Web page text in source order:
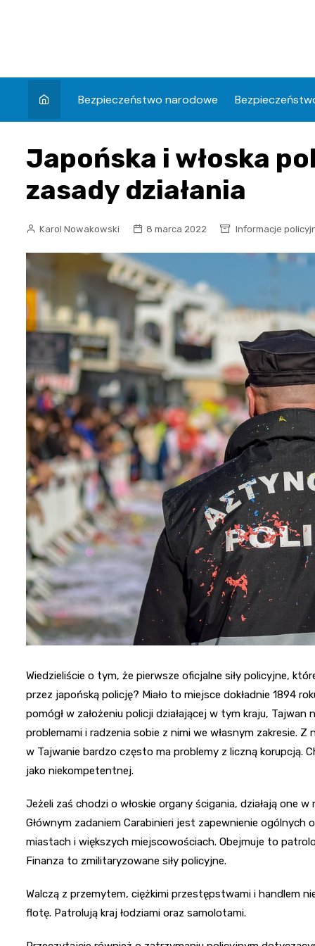
Bezpieczeństwo narodowe
Japońska i włoska
zasady działania
Karol Nowakowski 8 marca 2022 Informacje
Wiedzieliście o tym, że pierwsze oficjalne siły policyjne,
przez japońską policję? Miało to miejsce dokładnie 1894
pomógł w założeniu policji działającej w tym kraju,
problemami i radzenia sobie z nimi we własnym zakresie.
w Tajwanie bardzo często ma problemy z liczną korupcją.
jako niekompetentnej.
Jeżeli zaś chodzi o włoskie organy ścigania, działają one
Głównym zadaniem Carabinieri jest zapewnienie
miastach i większych miejscowościach. Obejmuje to
Finanza to zmilitaryzowane siły policyjne.
Walczą z przemytem, ciężkimi przestępstwami i handlem
flotę. Patrolują kraj łodziami oraz samolotami.